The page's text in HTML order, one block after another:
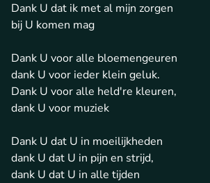
Dank U dat ik met al mijn zorgen
bij U komen mag
Dank U voor alle bloemengeuren
dank U voor ieder klein geluk.
Dank U voor alle held're kleuren,
dank U voor muziek
Dank U dat U in moeilijkheden
dank U dat U in pijn en strijd,
dank U dat U in alle tijden